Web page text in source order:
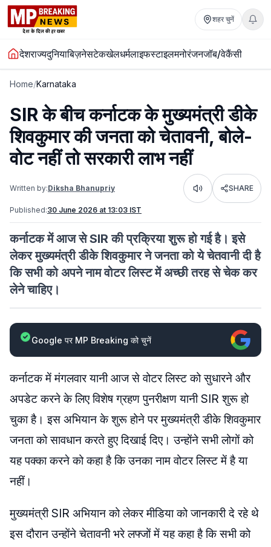
शहर चुनें
देशराज्यदुनियाबिज़नेसटेकखेलधर्मलाइफस्टाइलमनोरंजनजॉब/वेकैंसी
Home/Karnataka
SIR के बीच कर्नाटक के मुख्यमंत्री डीके
शिवकुमार की जनता को चेतावनी, बोले-
वोट नहीं तो सरकारी लाभ नहीं
Written by:Diksha Bhanupriy Listen SHARE
Published:30 June 2026 at 13:03 IST
कर्नाटक में आज से SIR की प्रक्रिया शुरू हो गई है। इसे
लेकर मुख्यमंत्री डीके शिवकुमार ने जनता को ये चेतवानी दी है
कि सभी को अपने नाम वोटर लिस्ट में अच्छी तरह से चेक कर
लेने चाहिए।
Google पर MP Breaking को चुनें
कर्नाटक में मंगलवार यानी आज से वोटर लिस्ट को सुधारने और
अपडेट करने के लिए विशेष ग्रहण पुनरीक्षण यानी SIR शुरू हो
चुका है। इस अभियान के शुरू होने पर मुख्यमंत्री डीके शिवकुमार
जनता को सावधान करते हुए दिखाई दिए। उन्होंने सभी लोगों को
यह पक्का करने को कहा है कि उनका नाम वोटर लिस्ट में है या
नहीं।
मुख्यमंत्री SIR अभियान को लेकर मीडिया को जानकारी दे रहे थे
इस दौरान उन्होंने चेतावनी भरे लफ्जों में यह कहा है कि सभी को